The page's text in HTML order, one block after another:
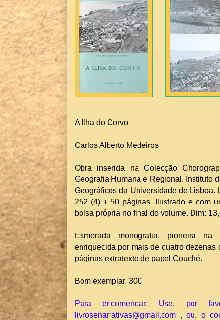
A Ilha do Corvo
Carlos Alberto Medeiros
Obra inserida na Colecção
Geografia Humana e Regional. Instituto
Geográficos da Universidade de Lisboa.
252 (4) + 50 páginas. Ilustrado e com
bolsa própria no final do volume. Dim:
Esmerada monografia, pioneira na
enriquecida por mais de quatro dezenas
páginas extratexto de papel Couché.
Bom exemplar. 30€
Para encomendar: Use, por
livrosenarrativas@gmail.com , ou, o